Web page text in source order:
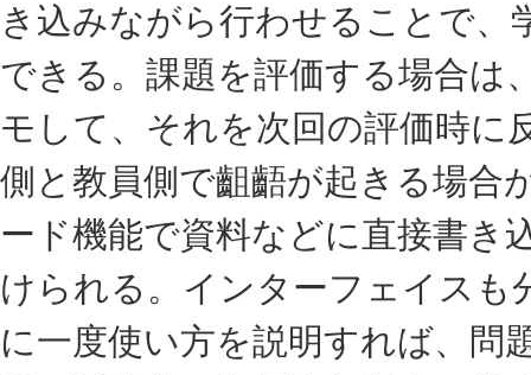
き込みながら行わせることで、
できる。課題を評価する場合は
モして、それを次回の評価時に
側と教員側で齟齬が起きる場合
ード機能で資料などに直接書き
けられる。インターフェイスも
に一度使い方を説明すれば、問